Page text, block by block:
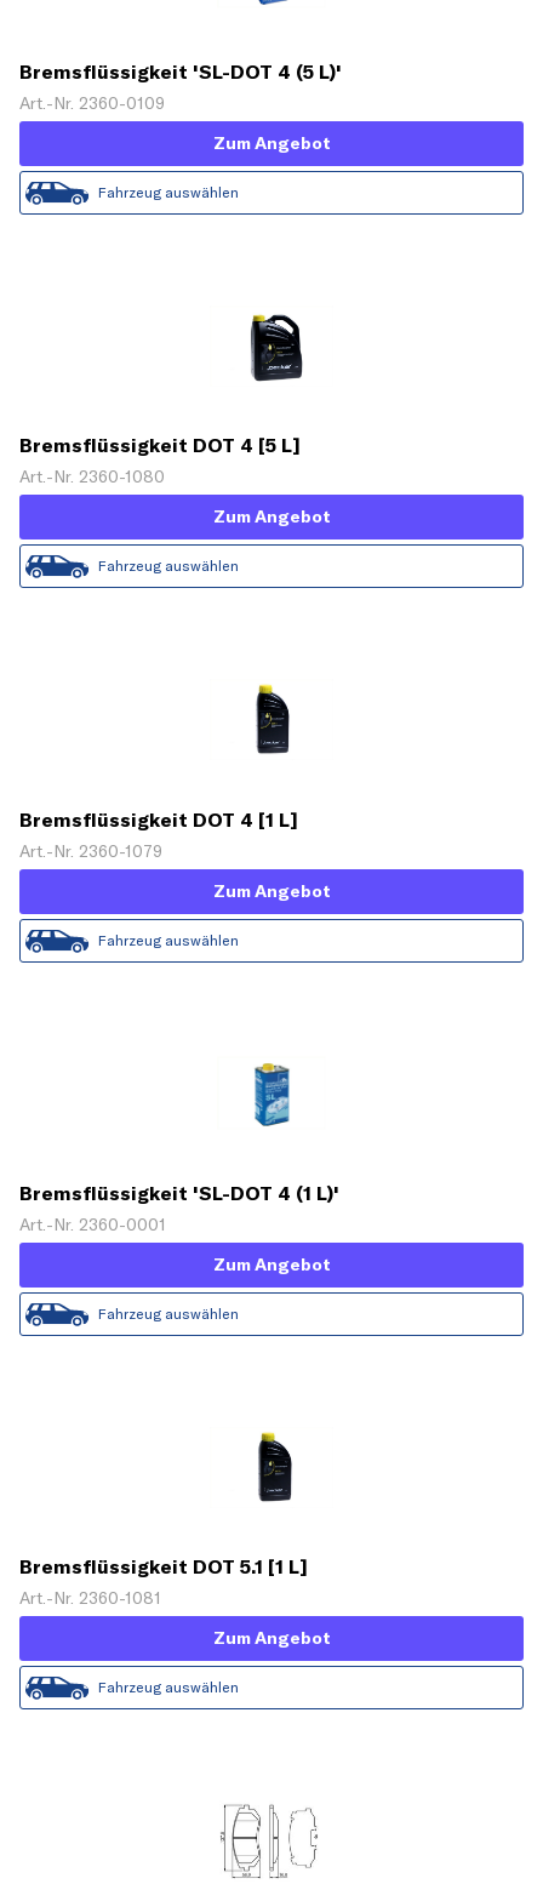
Bremsflüssigkeit 'SL-DOT 4 (5 L)'
Art.-Nr. 2360-0109
Zum Angebot
Fahrzeug auswählen
Bremsflüssigkeit DOT 4 [5 L]
Art.-Nr. 2360-1080
Zum Angebot
Fahrzeug auswählen
Bremsflüssigkeit DOT 4 [1 L]
Art.-Nr. 2360-1079
Zum Angebot
Fahrzeug auswählen
Bremsflüssigkeit 'SL-DOT 4 (1 L)'
Art.-Nr. 2360-0001
Zum Angebot
Fahrzeug auswählen
Bremsflüssigkeit DOT 5.1 [1 L]
Art.-Nr. 2360-1081
Zum Angebot
Fahrzeug auswählen